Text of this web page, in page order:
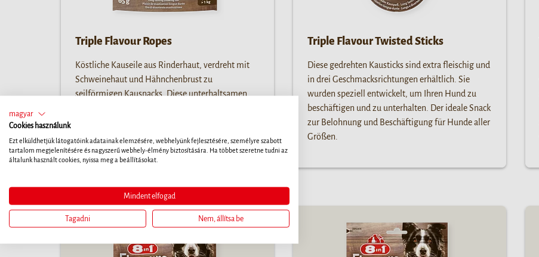
Triple Flavour Ropes
Köstliche Kauseile aus Rinderhaut, verdreht mit
Schweinehaut und Hähnchenbrust zu
seilförmigen Kausnacks. Diese unterhaltsamen
und Zahnfleisch ist*.
Triple Flavour Twisted Sticks
Diese gedrehten Kausticks sind extra fleischig und
in drei Geschmacksrichtungen erhältlich. Sie
wurden speziell entwickelt, um Ihren Hund zu
beschäftigen und zu unterhalten. Der ideale Snack
zur Belohnung und Beschäftigung für Hunde aller
Größen.
magyar
Cookies használunk
Ezt elküldhetjük látogatóink adatainak elemzésére, webhelyünk fejlesztésére, személyre szabott
tartalom megjelenítésére és nagyszerű webhely-élmény biztosítására. Ha többet szeretne tudni az
általunk használt cookies, nyissa meg a beállításokat.
Mindent elfogad
Tagadni Nem, állítsa be